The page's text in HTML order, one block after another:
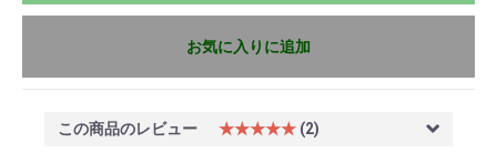
お気に入りに追加
この商品のレビュー ★★★★★ (2)